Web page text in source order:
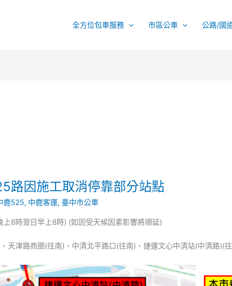
全方位包車服務 市區公車 公路/國
路因施工取消停靠部分站點
鹿525, 中鹿客運, 臺中市公車
8時翌日早上8時) (如因受天候因素影響將順延)
天津路商圈(往南)、中清北平路口(往南)、捷運文心中清站(中清路)(